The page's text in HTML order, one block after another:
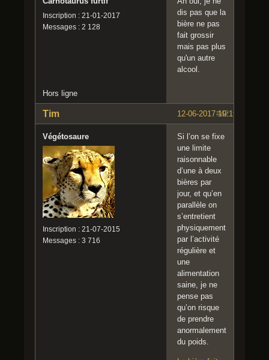
Inscription : 21-01-2017
Messages : 2 128
dis pas que la
bière ne pas
fait grossir
mais pas plus
qu'un autre
alcool.
Hors ligne
#42
12-06-2017 19:19:07
Tim
Végétosaure
Inscription : 21-07-2015
Messages : 3 716
Si l’on se fixe
une limite
raisonnable
d’une à deux
bières par
jour, et qu’en
parallèle on
s’entretient
physiquement
par l’activité
régulière et
une
alimentation
saine, je ne
pense pas
qu’on risque
de prendre
anormalement
du poids.